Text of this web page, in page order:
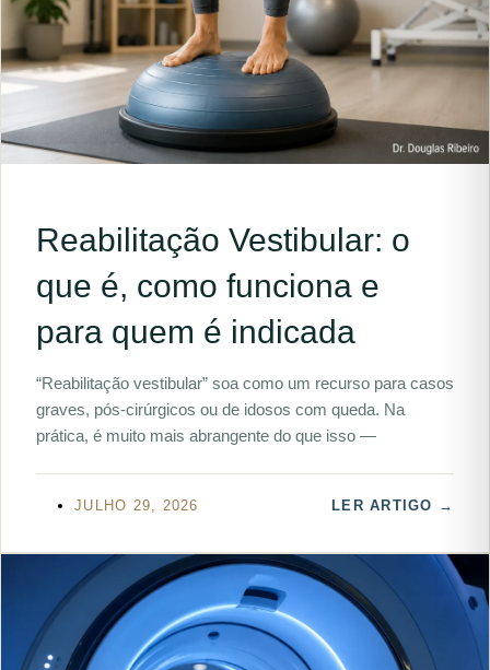
Reabilitação Vestibular: o
que é, como funciona e
para quem é indicada
“Reabilitação vestibular” soa como um recurso para casos
graves, pós-cirúrgicos ou de idosos com queda. Na
prática, é muito mais abrangente do que isso —
JULHO 29, 2026 LER ARTIGO →